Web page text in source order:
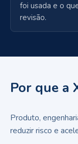
foi usada e o
revisão.
Por que a
Produto,
reduzir risco e